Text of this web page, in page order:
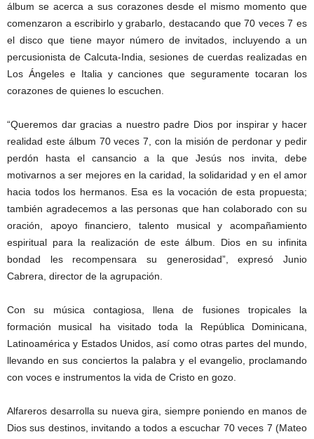
álbum se acerca a sus corazones desde el mismo momento que
comenzaron a escribirlo y grabarlo, destacando que 70 veces 7 es
el disco que tiene mayor número de invitados, incluyendo a un
percusionista de Calcuta-India, sesiones de cuerdas realizadas en
Los Ángeles e Italia y canciones que seguramente tocaran los
corazones de quienes lo escuchen.
“Queremos dar gracias a nuestro padre Dios por inspirar y hacer
realidad este álbum 70 veces 7, con la misión de perdonar y pedir
perdón hasta el cansancio a la que Jesús nos invita, debe
motivarnos a ser mejores en la caridad, la solidaridad y en el amor
hacia todos los hermanos. Esa es la vocación de esta propuesta;
también agradecemos a las personas que han colaborado con su
oración, apoyo financiero, talento musical y acompañamiento
espiritual para la realización de este álbum. Dios en su infinita
bondad les recompensara su generosidad”, expresó Junio
Cabrera, director de la agrupación.
Con su música contagiosa, llena de fusiones tropicales la
formación musical ha visitado toda la República Dominicana,
Latinoamérica y Estados Unidos, así como otras partes del mundo,
llevando en sus conciertos la palabra y el evangelio, proclamando
con voces e instrumentos la vida de Cristo en gozo.
Alfareros desarrolla su nueva gira, siempre poniendo en manos de
Dios sus destinos, invitando a todos a escuchar 70 veces 7 (Mateo